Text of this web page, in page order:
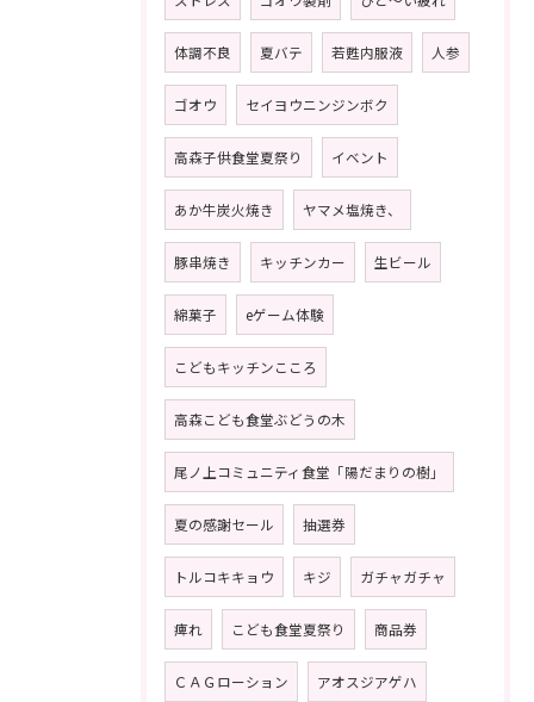
体調不良 夏バテ 若甦内服液 人参
ゴオウ セイヨウニンジンボク
高森子供食堂夏祭り イベント
あか牛炭火焼き ヤマメ塩焼き、
豚串焼き キッチンカー 生ビール
綿菓子 eゲーム体験
こどもキッチンこころ
高森こども食堂ぶどうの木
尾ノ上コミュニティ食堂「陽だまりの樹」
夏の感謝セール 抽選券
トルコキキョウ キジ ガチャガチャ
痺れ こども食堂夏祭り 商品券
ＣＡＧローション アオスジアゲハ